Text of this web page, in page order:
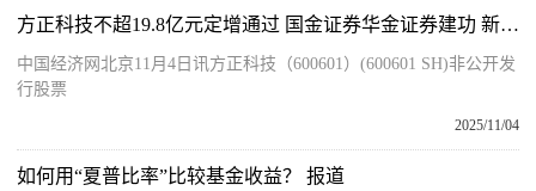
方正科技不超19.8亿元定增通过 国金证券华金证券建功 新消息
中国经济网北京11月4日讯方正科技（600601）(600601 SH)非公开发
行股票
2025/11/04
如何用“夏普比率”比较基金收益？ 报道